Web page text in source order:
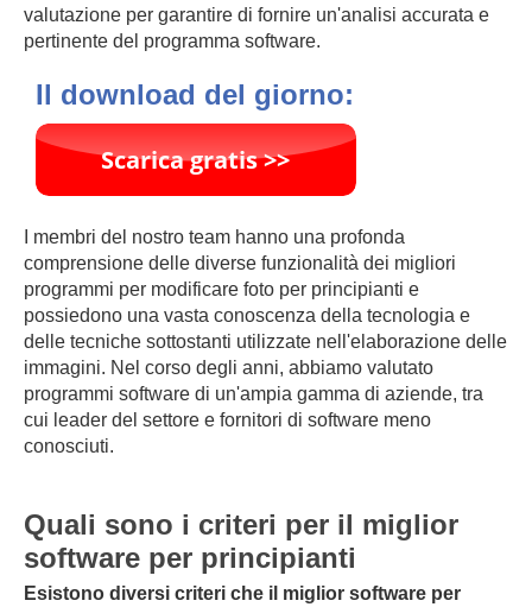
valutazione per garantire di fornire un'analisi accurata e
pertinente del programma software.
Il download del giorno:
I membri del nostro team hanno una profonda
comprensione delle diverse funzionalità dei migliori
programmi per modificare foto per principianti e
possiedono una vasta conoscenza della tecnologia e
delle tecniche sottostanti utilizzate nell'elaborazione delle
immagini. Nel corso degli anni, abbiamo valutato
programmi software di un'ampia gamma di aziende, tra
cui leader del settore e fornitori di software meno
conosciuti.
Quali sono i criteri per il miglior
software per principianti
Esistono diversi criteri che il miglior software per